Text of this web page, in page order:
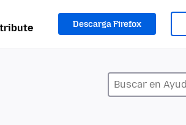
Descarga Firefox